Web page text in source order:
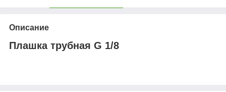
Описание
Плашка трубная G 1/8